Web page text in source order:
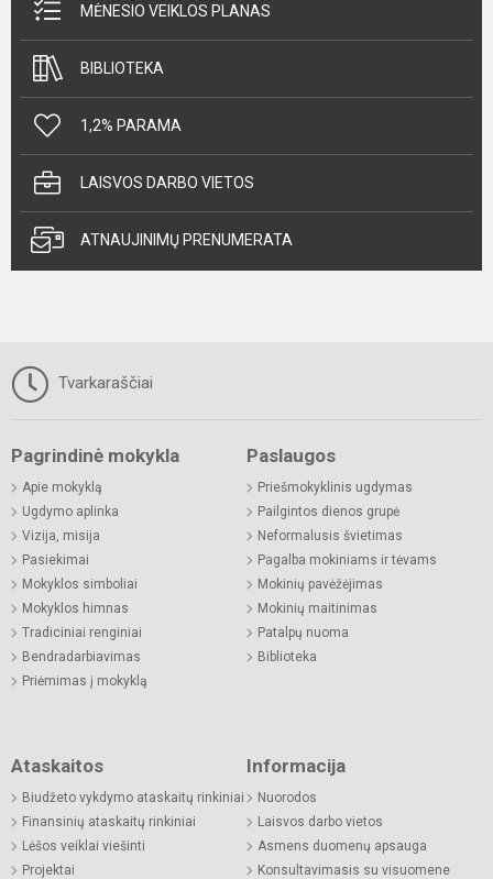
MĖNESIO VEIKLOS PLANAS
BIBLIOTEKA
1,2% PARAMA
LAISVOS DARBO VIETOS
ATNAUJINIMŲ PRENUMERATA
Tvarkaraščiai
Pagrindinė mokykla
Apie mokyklą
Ugdymo aplinka
Vizija, misija
Pasiekimai
Mokyklos simboliai
Mokyklos himnas
Tradiciniai renginiai
Bendradarbiavimas
Priėmimas į mokyklą
Paslaugos
Priešmokyklinis ugdymas
Pailgintos dienos grupė
Neformalusis švietimas
Pagalba mokiniams ir tėvams
Mokinių pavėžėjimas
Mokinių maitinimas
Patalpų nuoma
Biblioteka
Ataskaitos
Biudžeto vykdymo ataskaitų rinkiniai
Finansinių ataskaitų rinkiniai
Lėšos veiklai viešinti
Projektai
Informacija
Nuorodos
Laisvos darbo vietos
Asmens duomenų apsauga
Konsultavimasis su visuomene